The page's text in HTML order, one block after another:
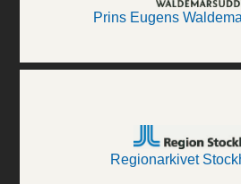
Prins Eugens
Regionarkivet